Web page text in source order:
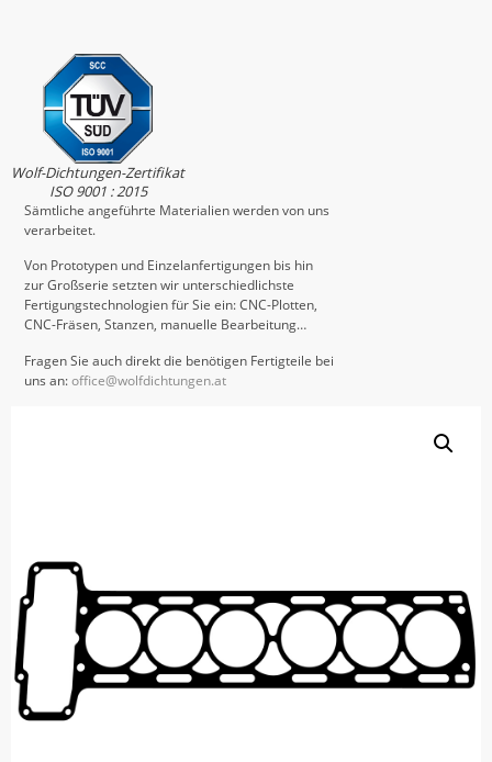
Wolf-Dichtungen-Zertifikat
ISO 9001 : 2015
Sämtliche angeführte Materialien werden von uns
verarbeitet.
Von Prototypen und Einzelanfertigungen bis hin
zur Großserie setzten wir unterschiedlichste
Fertigungstechnologien für Sie ein: CNC-Plotten,
CNC-Fräsen, Stanzen, manuelle Bearbeitung…
Fragen Sie auch direkt die benötigen Fertigteile bei
uns an:office@wolfdichtungen.at